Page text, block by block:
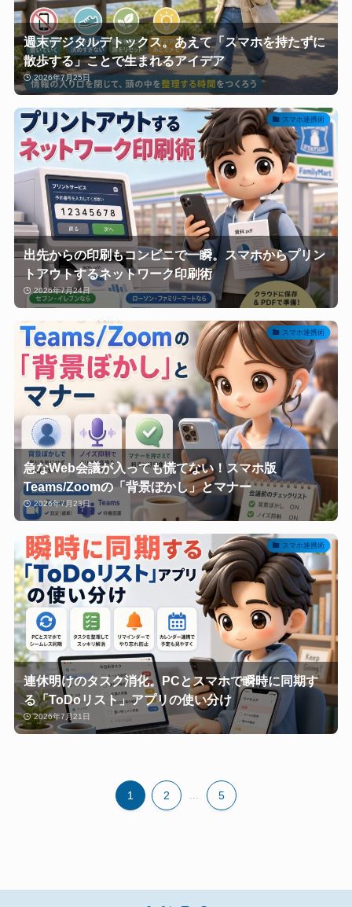
週末デジタルデトックス。あえて「スマホを持たずに
散歩する」ことで生まれるアイデア
2026年7月25日
スマホ連携術
出先からの印刷もコンビニで一瞬。スマホからプリン
トアウトするネットワーク印刷術
2026年7月24日
スマホ連携術
急なWeb会議が入っても慌てない！スマホ版
Teams/Zoomの「背景ぼかし」とマナー
2026年7月23日
スマホ連携術
連休明けのタスク消化。PCとスマホで瞬時に同期す
る「ToDoリスト」アプリの使い分け
2026年7月21日
1 2 5